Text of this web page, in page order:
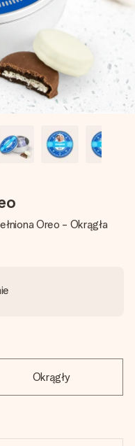
która naprawdę
ogrom miłości na
Oreo - Okrągła
Okrągły